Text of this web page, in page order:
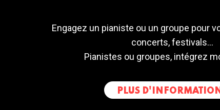
Engagez un pianiste ou un groupe pour
concerts, festivals...
Pianistes ou groupes, intégrez
PLUS